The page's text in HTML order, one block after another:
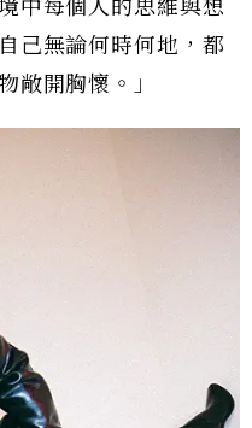
中每個人的思維與想
己無論何時何地，都
敞開胸懷。」